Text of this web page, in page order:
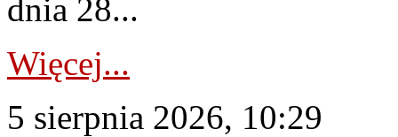
dnia 28...
Więcej...
5 sierpnia 2026, 10:29